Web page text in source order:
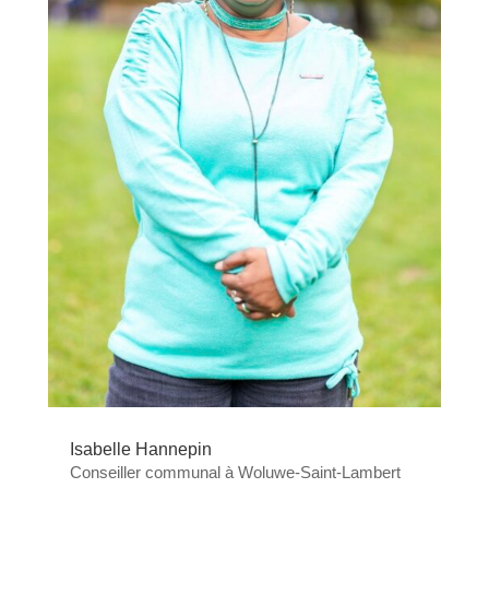
Isabelle Hannepin
Conseiller communal à Woluwe-Saint-Lambert